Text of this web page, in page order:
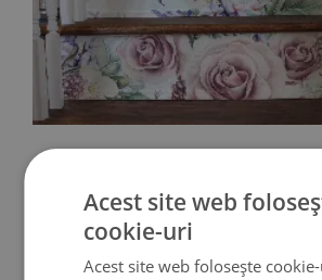
STICKER PENTRU SCARI GRADINA
Preţ: 244.99 LEI
Acest site web
cookie-uri
Acest site web folosește